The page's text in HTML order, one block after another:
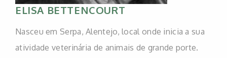
ELISA BETTENCOURT
Nasceu em Serpa, Alentejo, local onde inicia a sua
atividade veterinária de animais de grande porte.